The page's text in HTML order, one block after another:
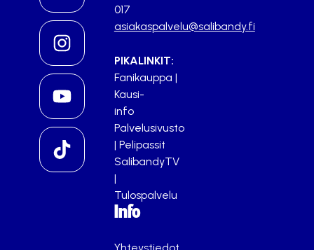
017
asiakaspalvelu@salibandy.fi
PIKALINKIT:
Fanikauppa |
Kausi-
info
Palvelusivusto
| Pelipassit
SalibandyTV
|
Tulospalvelu
Info
Yhteystiedot